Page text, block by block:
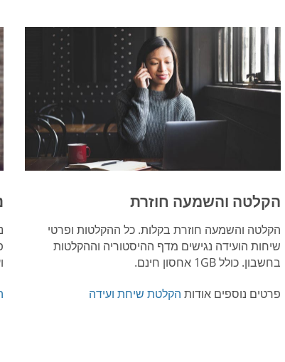
הקלטה והשמעה חוזרת
הקלטה והשמעה חוזרת בקלות. כל ההקלטות ופרטי
שיחות הועידה נגישים מדף ההיסטוריה וההקלטות
בחשבון. כולל 1GB אחסון חינם.
פרטים נוספים אודות הקלטת שיחת ועידה